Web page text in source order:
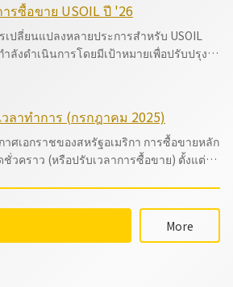
รซื้อขาย USOIL ปี '26
เปลี่ยนแปลงหลายประการสำหรับ USOIL
ลังดำเนินการโดยมีเป้าหมายเพื่อปรับปรุง
ลาทำการ (กรกฎาคม 2025)
ศเอกราชของสหรัฐอเมริกา การซื้อขายหลัก
วคราว (หรือปรับเวลาการซื้อขาย) ตั้งแต่วัน
More